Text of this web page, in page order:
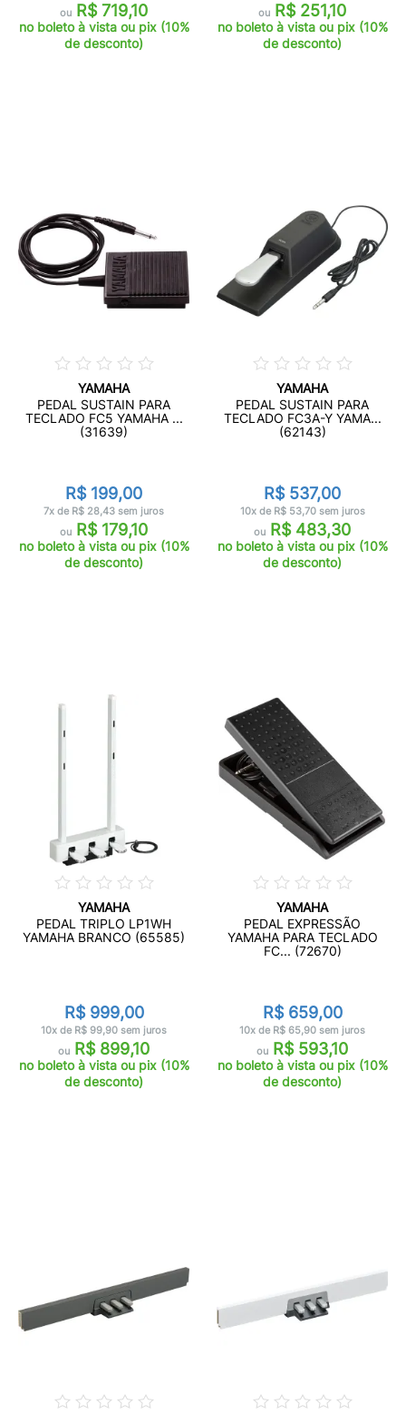
ou R$ 719,10
no boleto à vista ou pix (10%
de desconto)
ou R$ 251,10
no boleto à vista ou pix (10%
de desconto)
YAMAHA
PEDAL SUSTAIN PARA
TECLADO FC5 YAMAHA ...
(31639)
R$ 199,00
7x de R$ 28,43 sem juros
ou R$ 179,10
no boleto à vista ou pix (10%
de desconto)
YAMAHA
PEDAL SUSTAIN PARA
TECLADO FC3A-Y YAMA...
(62143)
R$ 537,00
10x de R$ 53,70 sem juros
ou R$ 483,30
no boleto à vista ou pix (10%
de desconto)
YAMAHA
PEDAL TRIPLO LP1WH
YAMAHA BRANCO (65585)
R$ 999,00
10x de R$ 99,90 sem juros
ou R$ 899,10
no boleto à vista ou pix (10%
de desconto)
YAMAHA
PEDAL EXPRESSÃO
YAMAHA PARA TECLADO
FC... (72670)
R$ 659,00
10x de R$ 65,90 sem juros
ou R$ 593,10
no boleto à vista ou pix (10%
de desconto)